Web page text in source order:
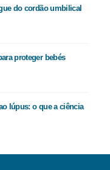
do cordão umbilical
proteger bebés
lúpus: o que a ciência